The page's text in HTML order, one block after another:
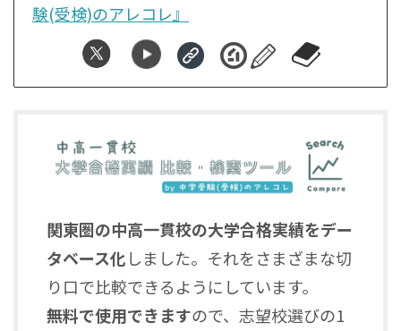
験(受検)のアレコレ』
関東圏の中高一貫校の大学合格実績をデー
タベース化しました。それをさまざまな切
り口で比較できるようにしています。
無料で使用できますので、志望校選びの1